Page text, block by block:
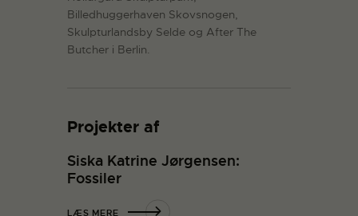
Billedhuggerhaven Skovsnogen,
Skulpturlandsby Selde og After The
Butcher i Berlin.
Projekter af
Siska Katrine Jørgensen:
Fossiler
LÆS MERE